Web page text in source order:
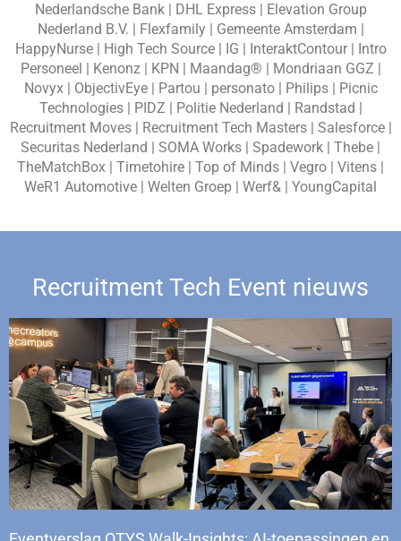
Nederlandsche Bank | DHL Express | Elevation Group
Nederland B.V. | Flexfamily | Gemeente Amsterdam |
HappyNurse | High Tech Source | IG | InteraktContour | Intro
Personeel | Kenonz | KPN | Maandag® | Mondriaan GGZ |
Novyx | ObjectivEye | Partou | personato | Philips | Picnic
Technologies | PIDZ | Politie Nederland | Randstad |
Recruitment Moves | Recruitment Tech Masters | Salesforce |
Securitas Nederland | SOMA Works | Spadework | Thebe |
TheMatchBox | Timetohire | Top of Minds | Vegro | Vitens |
WeR1 Automotive | Welten Groep | Werf& | YoungCapital
Recruitment Tech Event nieuws